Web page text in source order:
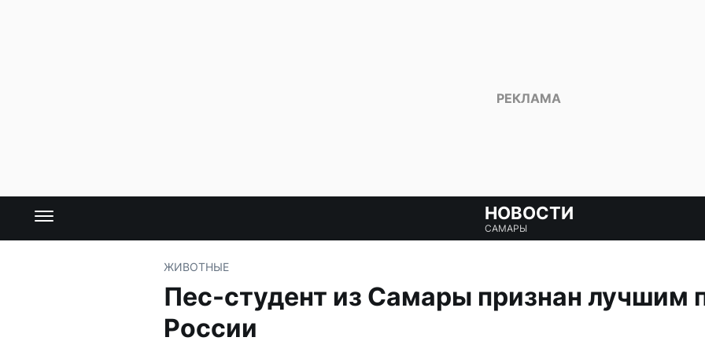
НОВОСТИ
САМАРЫ
ЖИВОТНЫЕ
Пес-студент из Самары признан лучшим
России